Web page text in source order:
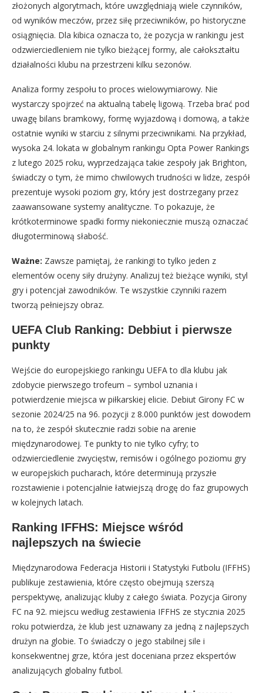
złożonych algorytmach, które uwzględniają wiele czynników,
od wyników meczów, przez siłę przeciwników, po historyczne
osiągnięcia. Dla kibica oznacza to, że pozycja w rankingu jest
odzwierciedleniem nie tylko bieżącej formy, ale całokształtu
działalności klubu na przestrzeni kilku sezonów.
Analiza formy zespołu to proces wielowymiarowy. Nie
wystarczy spojrzeć na aktualną tabelę ligową. Trzeba brać pod
uwagę bilans bramkowy, formę wyjazdową i domową, a także
ostatnie wyniki w starciu z silnymi przeciwnikami. Na przykład,
wysoka 24. lokata w globalnym rankingu Opta Power Rankings
z lutego 2025 roku, wyprzedzająca takie zespoły jak Brighton,
świadczy o tym, że mimo chwilowych trudności w lidze, zespół
prezentuje wysoki poziom gry, który jest dostrzegany przez
zaawansowane systemy analityczne. To pokazuje, że
krótkoterminowe spadki formy niekoniecznie muszą oznaczać
długoterminową słabość.
Ważne: Zawsze pamiętaj, że rankingi to tylko jeden z
elementów oceny siły drużyny. Analizuj też bieżące wyniki, styl
gry i potencjał zawodników. Te wszystkie czynniki razem
tworzą pełniejszy obraz.
UEFA Club Ranking: Debbiut i pierwsze
punkty
Wejście do europejskiego rankingu UEFA to dla klubu jak
zdobycie pierwszego trofeum – symbol uznania i
potwierdzenie miejsca w piłkarskiej elicie. Debiut Girony FC w
sezonie 2024/25 na 96. pozycji z 8.000 punktów jest dowodem
na to, że zespół skutecznie radzi sobie na arenie
międzynarodowej. Te punkty to nie tylko cyfry; to
odzwierciedlenie zwycięstw, remisów i ogólnego poziomu gry
w europejskich pucharach, które determinują przyszłe
rozstawienie i potencjalnie łatwiejszą drogę do faz grupowych
w kolejnych latach.
Ranking IFFHS: Miejsce wśród
najlepszych na świecie
Międzynarodowa Federacja Historii i Statystyki Futbolu (IFFHS)
publikuje zestawienia, które często obejmują szerszą
perspektywę, analizując kluby z całego świata. Pozycja Girony
FC na 92. miejscu według zestawienia IFFHS ze stycznia 2025
roku potwierdza, że klub jest uznawany za jedną z najlepszych
drużyn na globie. To świadczy o jego stabilnej sile i
konsekwentnej grze, która jest doceniana przez ekspertów
analizujących globalny futbol.